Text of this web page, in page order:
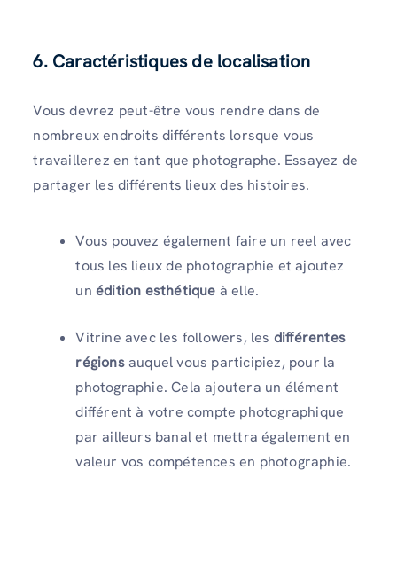
6. Caractéristiques de localisation
Vous devrez peut-être vous rendre dans de
nombreux endroits différents lorsque vous
travaillerez en tant que photographe. Essayez de
partager les différents lieux des histoires.
Vous pouvez également faire un reel avec
tous les lieux de photographie et ajoutez
un édition esthétique à elle.
Vitrine avec les followers, les différentes
régionsauquel vous participiez, pour la
photographie. Cela ajoutera un élément
différent à votre compte photographique
par ailleurs banal et mettra également en
valeur vos compétences en photographie.